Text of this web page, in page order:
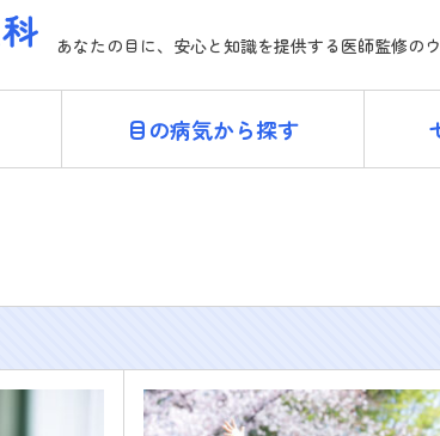
あなたの目に、安心と知識を提供する医師監修の
目の病気から探す